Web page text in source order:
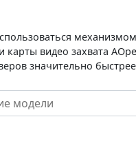
карты видео захвата
значительно